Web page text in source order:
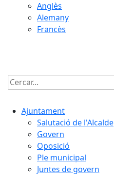
Anglès
Alemany
Francès
Cercar:
Ajuntament
Salutació de l'Alcalde
Govern
Oposició
Ple municipal
Juntes de govern